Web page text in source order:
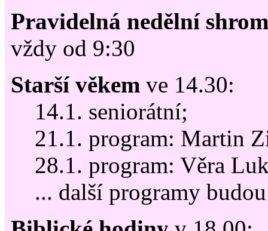
Pravidelná nedělní
vždy od 9:30
Starší věkem ve 14.30:
14.1. seniorátní;
21.1. program: Martin
28.1. program: Věra
... další programy